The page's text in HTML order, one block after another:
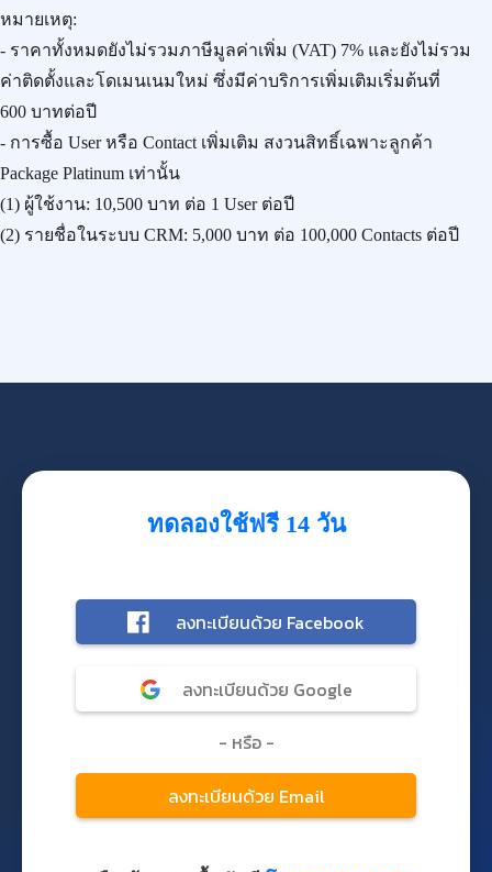
หมายเหตุ:
- ราคาทั้งหมดยังไม่รวมภาษีมูลค่าเพิ่ม (VAT) 7% และยังไม่รวม
ค่าติดตั้งและโดเมนเนมใหม่ ซึ่งมีค่าบริการเพิ่มเติมเริ่มต้นที่
600 บาทต่อปี
- การซื้อ User หรือ Contact เพิ่มเติม สงวนสิทธิ์เฉพาะลูกค้า
Package Platinum เท่านั้น
(1) ผู้ใช้งาน: 10,500 บาท ต่อ 1 User ต่อปี
(2) รายชื่อในระบบ CRM: 5,000 บาท ต่อ 100,000 Contacts ต่อปี
ทดลองใช้ฟรี 14 วัน